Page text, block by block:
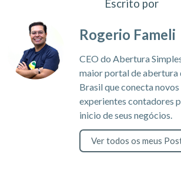
Escrito por
Rogerio Fameli
CEO do Abertura
maior portal de abertura
Brasil que conecta
experientes contadores
inicio de seus negócios.
Ver todos os meus